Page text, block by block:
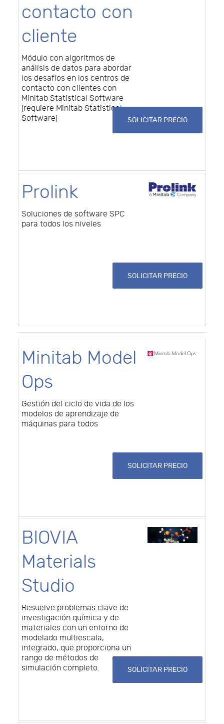
contacto con
cliente
Módulo con algoritmos de
análisis de datos para abordar
los desafíos en los centros de
contacto con clientes con
Minitab Statistical Software
(requiere Minitab Statistical
Software)
SOLICITAR PRECIO
Prolink
Soluciones de software SPC
para todos los niveles
SOLICITAR PRECIO
Minitab Model
Ops
Gestión del ciclo de vida de los
modelos de aprendizaje de
máquinas para todos
SOLICITAR PRECIO
BIOVIA
Materials
Studio
Resuelve problemas clave de
investigación química y de
materiales con un entorno de
modelado multiescala,
integrado, que proporciona un
rango de métodos de
simulación completo.
SOLICITAR PRECIO